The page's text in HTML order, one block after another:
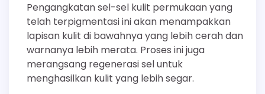
Pengangkatan sel-sel kulit permukaan yang
telah terpigmentasi ini akan menampakkan
lapisan kulit di bawahnya yang lebih cerah dan
warnanya lebih merata. Proses ini juga
merangsang regenerasi sel untuk
menghasilkan kulit yang lebih segar.